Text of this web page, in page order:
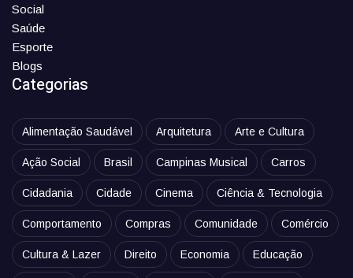
Social
Saúde
Esporte
Blogs
Categorias
Alimentação Saudável Arquitetura Arte e Cultura
Ação Social Brasil Campinas Musical Carros
Cidadania Cidade Cinema Ciência & Tecnologia
Comportamento Compras Comunidade Comércio
Cultura & Lazer Direito Economia Educação